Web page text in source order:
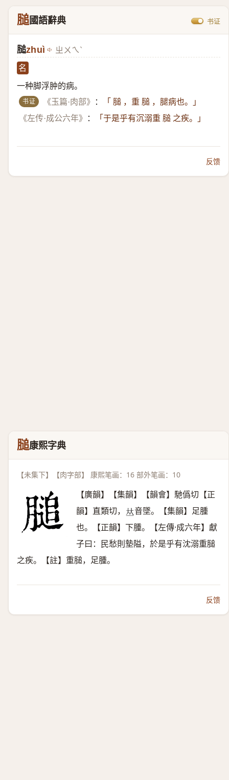
膇國語辭典 书证
膇zhuì ㄓㄨㄟˋ
名
一种脚浮肿的病。
书证 《玉篇·肉部》 ：
「 膇 ，重 膇 ，腿病也。」
《左传·成公六年》
： 「于是乎有沉溺重 膇 之疾。」
反馈
膇康熙字典
【未集下】【肉字部】 康熙笔画：16 部外笔画：10
【廣韻】【集韻】【韻會】馳僞切【正
韻】直類切， 𠀤音墜。【集韻】足腫
也。【正韻】下腫。【左傳·成六年】獻
子曰：民愁則墊隘，於是乎有沈溺重膇
之疾。【註】重膇，足腫。
反馈